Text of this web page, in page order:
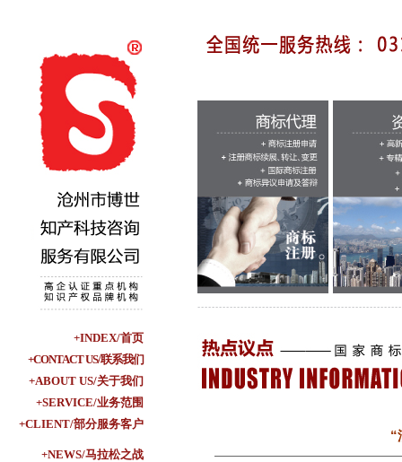
+INDEX/首页
+CONTACT US/联系我们
+ABOUT US/关于我们
+SERVICE/业务范围
+CLIENT/部分服务客户
+NEWS/马拉松之战
“